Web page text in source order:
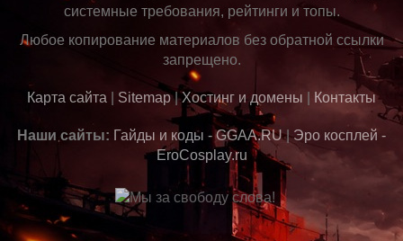
системные требования, рейтинги и топы.
Любое копирование материалов без обратной ссылки
запрещено.
Карта сайта Sitemap|Хостинг и домены Контакты
Наши сайты: Гайды и коды - GGAA.RU| Эро косплей -
EroCosplay.ru